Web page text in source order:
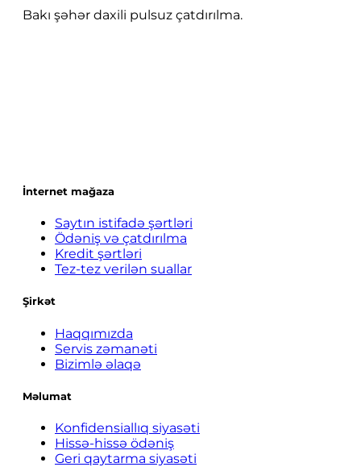
Bakı şəhər daxili pulsuz çatdırılma.
İnternet mağaza
Saytın istifadə şərtləri
Ödəniş və çatdırılma
Kredit şərtləri
Tez-tez verilən suallar
Şirkət
Haqqımızda
Servis zəmanəti
Bizimlə əlaqə
Məlumat
Konfidensiallıq siyasəti
Hissə-hissə ödəniş
Geri qaytarma siyasəti